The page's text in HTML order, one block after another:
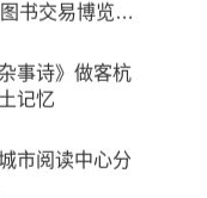
书交易博览会
事诗》做客杭
记忆
市阅读中心分